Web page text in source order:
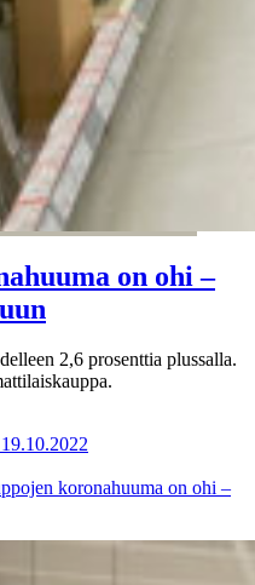
on ohi –
2,6 prosenttia plussalla.
19.10.2022
koronahuuma on ohi –